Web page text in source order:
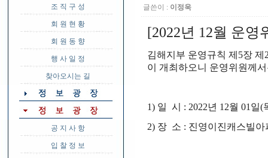
조 직 구 성
회 원 현 황
회 원 동 향
행 사 일 정
찾아오시는 길
공 지 사 항
입 찰 정 보
글쓴이 : 이정욱
[2022년 12월 운영
김해지부 운영규칙 제5장
이 개최하오니 운영위원께
1) 일 시 : 2022년 12월 01일(
2) 장 소 : 진영이진캐스빌